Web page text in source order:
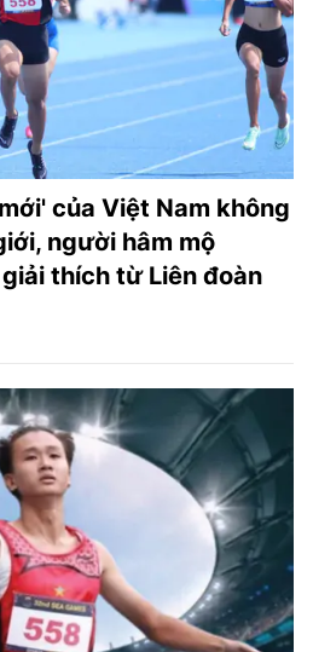
của Việt Nam không
người hâm mộ
thích từ Liên đoàn